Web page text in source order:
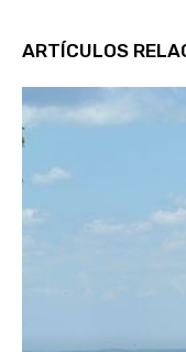
ARTÍCULOS